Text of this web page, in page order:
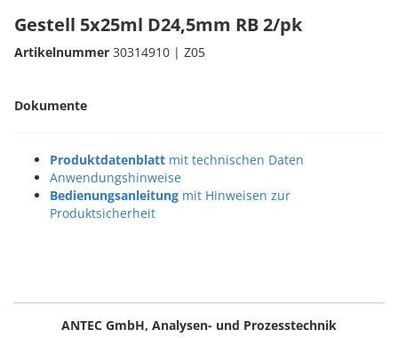
Gestell 5x25ml D24,5mm RB 2/pk
Artikelnummer 30314910 | Z05
Dokumente
Produktdatenblatt mit technischen Daten
Anwendungshinweise
Bedienungsanleitung mit Hinweisen zur
Produktsicherheit
ANTEC GmbH, Analysen- und Prozesstechnik